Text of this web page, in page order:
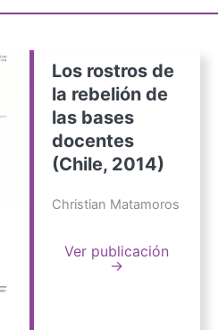
Los rostros de
la rebelión de
las bases
docentes
(Chile, 2014)
Christian Matamoros
Ver publicación
→